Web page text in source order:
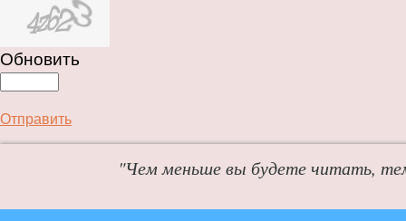
Обновить
Отправить
"Чем меньше вы будете читать,